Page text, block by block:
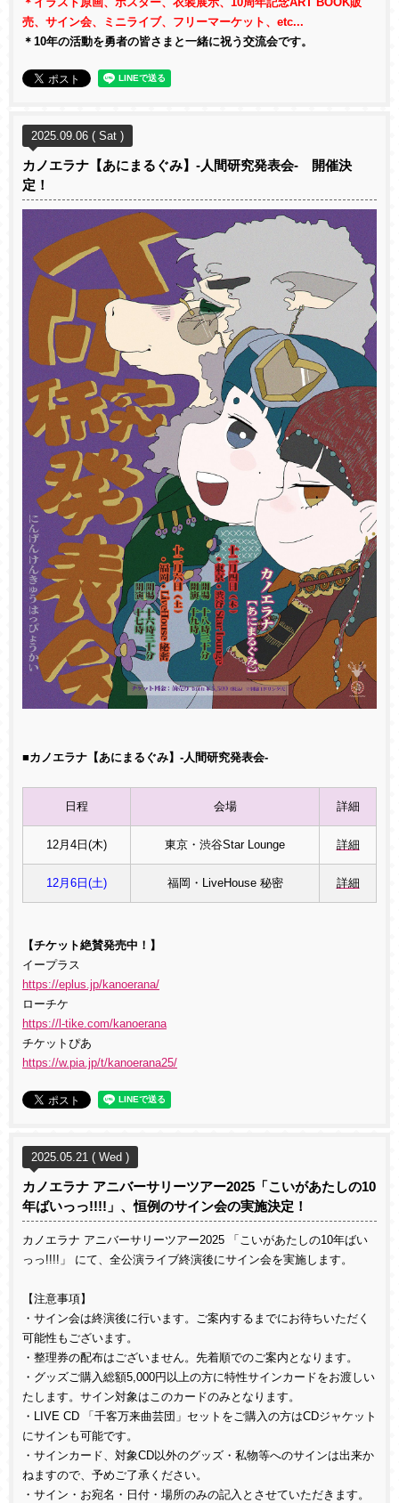
＊イラスト原画、ポスター、衣装展示、10周年記念ART BOOK販
売、サイン会、ミニライブ、フリーマーケット、etc...
＊10年の活動を勇者の皆さまと一緒に祝う交流会です。
2025.09.06 ( Sat )
カノエラナ【あにまるぐみ】-人間研究発表会- 開催決
定！
■カノエラナ【あにまるぐみ】-人間研究発表会-
日程 会場 詳細
12月4日(木) 東京・渋谷Star Lounge 詳細
12月6日(土) 福岡・LiveHouse 秘密 詳細
【チケット絶賛発売中！】
イープラス
https://eplus.jp/kanoerana/
ローチケ
https://l-tike.com/kanoerana
チケットぴあ
https://w.pia.jp/t/kanoerana25/
2025.05.21 ( Wed )
カノエラナ アニバーサリーツアー2025「こいがあたしの10
年ばいっっ!!!!」、恒例のサイン会の実施決定！
カノエラナ アニバーサリーツアー2025 「こいがあたしの10年ばい
っっ!!!!」 にて、全公演ライブ終演後にサイン会を実施します。
【注意事項】
・サイン会は終演後に行います。ご案内するまでにお待ちいただく
可能性もございます。
・整理券の配布はございません。先着順でのご案内となります。
・グッズご購入総額5,000円以上の方に特性サインカードをお渡しい
たします。サイン対象はこのカードのみとなります。
・LIVE CD 「千客万来曲芸団」セットをご購入の方はCDジャケット
にサインも可能です。
・サインカード、対象CD以外のグッズ・私物等へのサインは出来か
ねますので、予めご了承ください。
・サイン・お宛名・日付・場所のみの記入とさせていただきます。